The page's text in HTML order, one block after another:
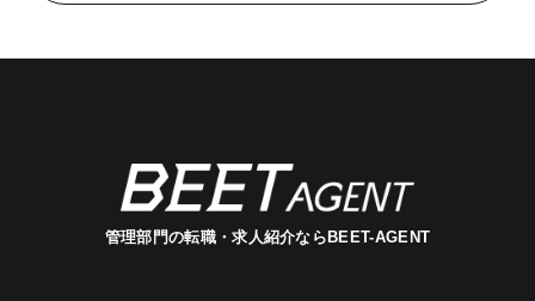
管理部門の転職・求人紹介ならBEET-AGENT